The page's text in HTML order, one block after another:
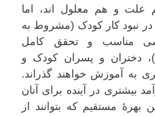
و هم معلول اند، اما
نبود کار کودک (مشروط به
مناسب و تحقق کامل
دختران و پسران کودک و
به آموزش خواهند گذراند.
در آینده برای آنان
مستقیم که بتوانند از